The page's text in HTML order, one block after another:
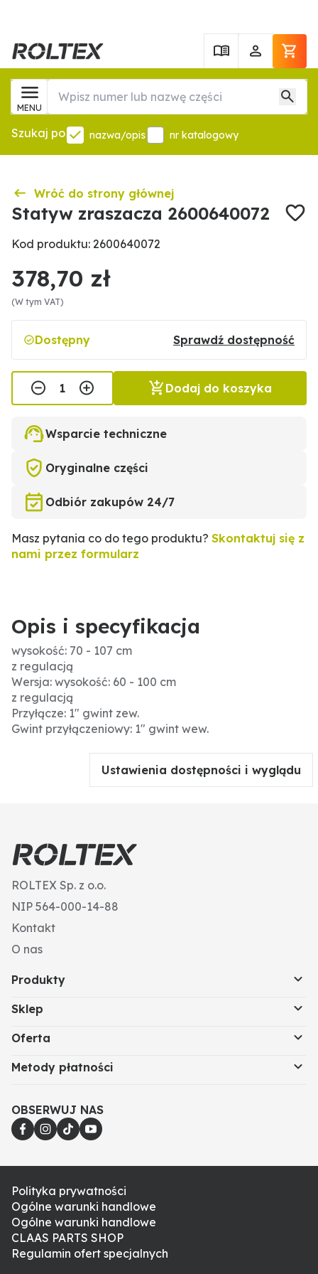
MENU
Szukaj po nazwa/opis nr katalogowy
Wróć do strony głównej
Statyw zraszacza 2600640072
Kod produktu: 2600640072
378,70 zł
(W tym VAT)
Dostępny Sprawdź dostępność
Dodaj do koszyka
Wsparcie techniczne
Oryginalne części
Odbiór zakupów 24/7
Masz pytania co do tego produktu? Skontaktuj się z
nami przez formularz
Opis i specyfikacja
wysokość: 70 - 107 cm
z regulacją
Wersja: wysokość: 60 - 100 cm
z regulacją
Przyłącze: 1" gwint zew.
Gwint przyłączeniowy: 1" gwint wew.
Ustawienia dostępności i wyglądu
ROLTEX Sp. z o.o.
NIP 564-000-14-88
Kontakt
O nas
Produkty
Sklep
Oferta
Metody płatności
OBSERWUJ NAS
Polityka prywatności
Ogólne warunki handlowe
Ogólne warunki handlowe
CLAAS PARTS SHOP
Regulamin ofert specjalnych